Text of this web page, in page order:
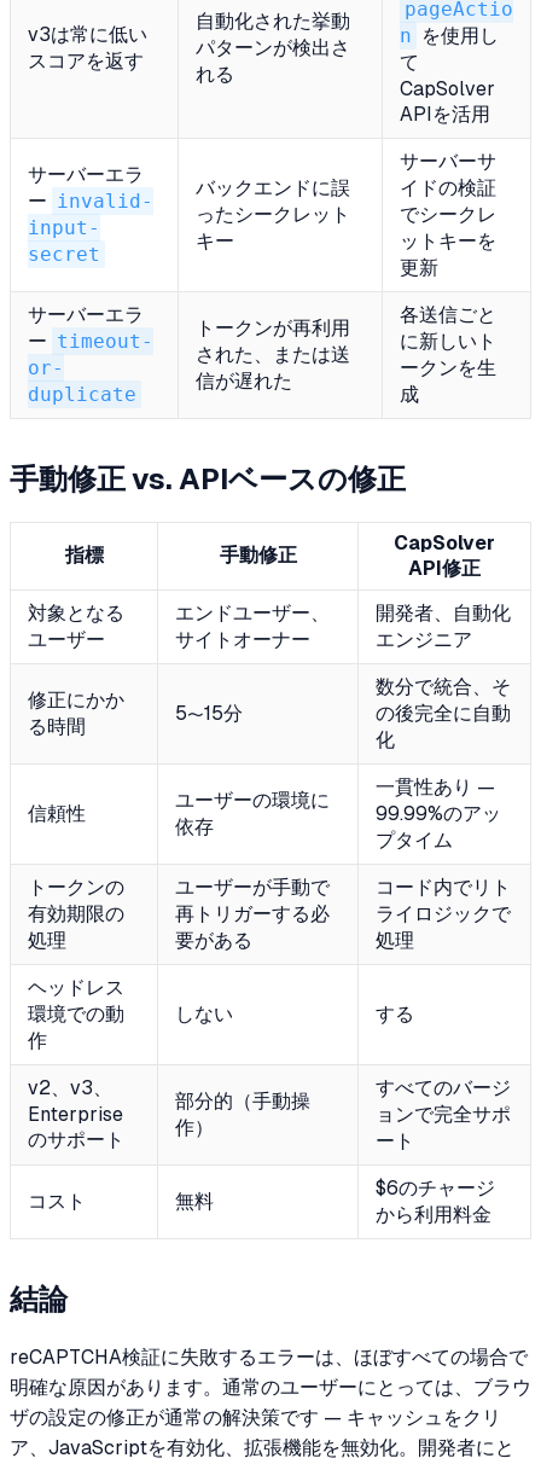
v3は常に低い
スコアを返す
自動化された挙動
パターンが検出さ
れる
pageActio
n を使用し
て
CapSolver
APIを活用
サーバーエラ
ー invalid-
input-
secret
バックエンドに誤
ったシークレット
キー
サーバーサ
イドの検証
でシークレ
ットキーを
更新
サーバーエラ
ー timeout-
or-
duplicate
トークンが再利用
された、または送
信が遅れた
各送信ごと
に新しいト
ークンを生
成
手動修正 vs. APIベースの修正
指標 手動修正
CapSolver
API修正
対象となる
ユーザー
エンドユーザー、
サイトオーナー
開発者、自動化
エンジニア
修正にかか
る時間
5〜15分
数分で統合、そ
の後完全に自動
化
信頼性
ユーザーの環境に
依存
一貫性あり —
99.99%のアッ
プタイム
トークンの
有効期限の
処理
ユーザーが手動で
再トリガーする必
要がある
コード内でリト
ライロジックで
処理
ヘッドレス
環境での動
作
しない する
v2、v3、
Enterprise
のサポート
部分的（手動操
作）
すべてのバージ
ョンで完全サポ
ート
コスト 無料
$6のチャージ
から利用料金
結論
reCAPTCHA検証に失敗するエラーは、ほぼすべての場合で
明確な原因があります。通常のユーザーにとっては、ブラウ
ザの設定の修正が通常の解決策です — キャッシュをクリ
ア、JavaScriptを有効化、拡張機能を無効化。開発者にと